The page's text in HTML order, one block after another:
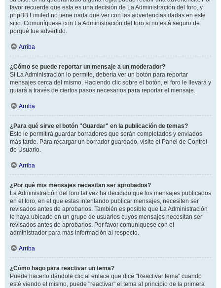
favor recuerde que esta es una decisión de La Administración del foro, y
phpBB Limited no tiene nada que ver con las advertencias dadas en este
sitio. Comuníquese con La Administración del foro si no está seguro de
porqué fue advertido.
Arriba
¿Cómo se puede reportar un mensaje a un moderador?
Si La Administración lo permite, debería ver un botón para reportar
mensajes cerca del mismo. Haciendo clic sobre el botón, el foro le llevará y
guiará a través de ciertos pasos necesarios para reportar el mensaje.
Arriba
¿Para qué sirve el botón "Guardar" en la publicación de temas?
Esto le permitirá guardar borradores que serán completados y enviados
más tarde. Para recargar un borrador guardado, visite el Panel de Control
de Usuario.
Arriba
¿Por qué mis mensajes necesitan ser aprobados?
La Administración del foro tal vez ha decidido que los mensajes publicados
en el foro, en el que estas intentando publicar mensajes, necesiten ser
revisados antes de aprobarlos. También es posible que La Administración
le haya ubicado en un grupo de usuarios cuyos mensajes necesitan ser
revisados antes de aprobarlos. Por favor comuníquese con el
administrador para más información al respecto.
Arriba
¿Cómo hago para reactivar un tema?
Puede hacerlo dándole clic al enlace que dice "Reactivar tema" cuando
esté viendo el mismo, puede "reactivar" el tema al principio de la primera